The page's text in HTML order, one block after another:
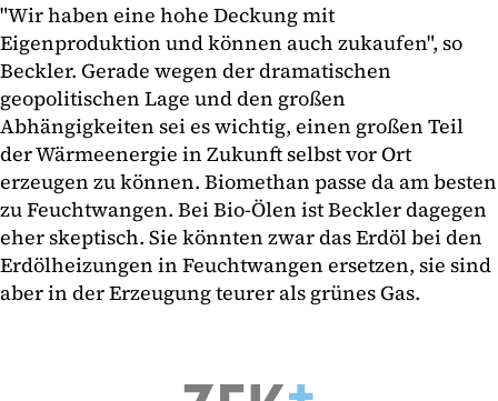
"Wir haben eine hohe Deckung mit
Eigenproduktion und können auch zukaufen", so
Beckler. Gerade wegen der dramatischen
geopolitischen Lage und den großen
Abhängigkeiten sei es wichtig, einen großen Teil
der Wärmeenergie in Zukunft selbst vor Ort
erzeugen zu können. Biomethan passe da am besten
zu Feuchtwangen. Bei Bio-Ölen ist Beckler dagegen
eher skeptisch. Sie könnten zwar das Erdöl bei den
Erdölheizungen in Feuchtwangen ersetzen, sie sind
aber in der Erzeugung teurer als grünes Gas.